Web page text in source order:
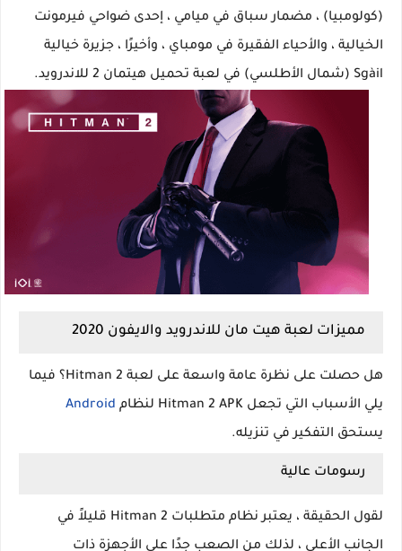
(كولومبيا) ، مضمار سباق في ميامي ، إحدى ضواحي فيرمونت
الخيالية ، والأحياء الفقيرة في مومباي ، وأخيرًا ، جزيرة خيالية
Sgàil (شمال الأطلسي) في لعبة تحميل هيتمان 2 للاندرويد.
مميزات لعبة هيت مان للاندرويد والايفون 2020
هل حصلت على نظرة عامة واسعة على لعبة Hitman 2؟ فيما
يلي الأسباب التي تجعل Hitman 2 APK لنظام
Android
يستحق التفكير في تنزيله.
رسومات عالية
لقول الحقيقة ، يعتبر نظام متطلبات Hitman 2 قليلاً في
الجانب الأعلى ، لذلك من الصعب جدًا على الأجهزة ذات